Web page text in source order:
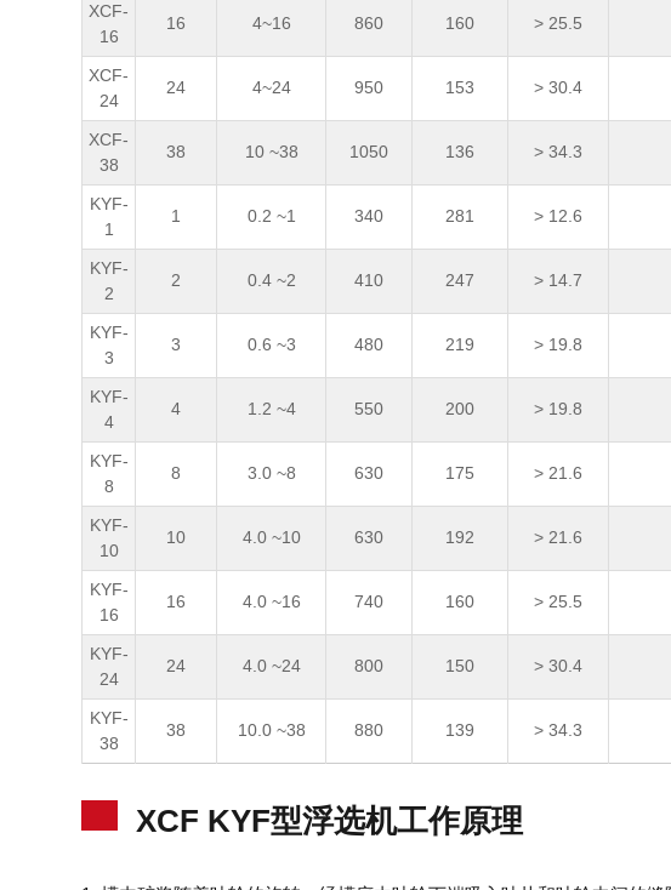
XCF-
16
16 4~16 860 160 > 25.5
XCF-
24
24 4~24 950 153 > 30.4
XCF-
38
38 10 ~38 1050 136 > 34.3
KYF-
1
1 0.2 ~1 340 281 > 12.6
KYF-
2
2 0.4 ~2 410 247 > 14.7
KYF-
3
3 0.6 ~3 480 219 > 19.8
KYF-
4
4 1.2 ~4 550 200 > 19.8
KYF-
8
8 3.0 ~8 630 175 > 21.6
KYF-
10
10 4.0 ~10 630 192 > 21.6
KYF-
16
16 4.0 ~16 740 160 > 25.5
KYF-
24
24 4.0 ~24 800 150 > 30.4
KYF-
38
38 10.0 ~38 880 139 > 34.3
XCF KYF型浮选机工作原理